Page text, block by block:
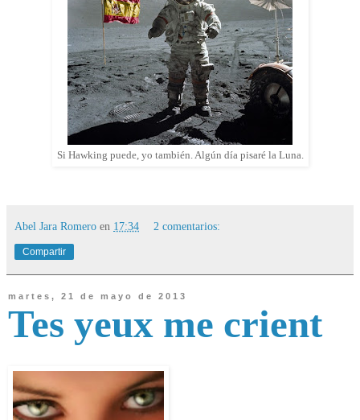
Si Hawking puede, yo también. Algún día pisaré la Luna.
Abel Jara Romero en 17:34 2 comentarios:
Compartir
martes, 21 de mayo de 2013
Tes yeux me crient